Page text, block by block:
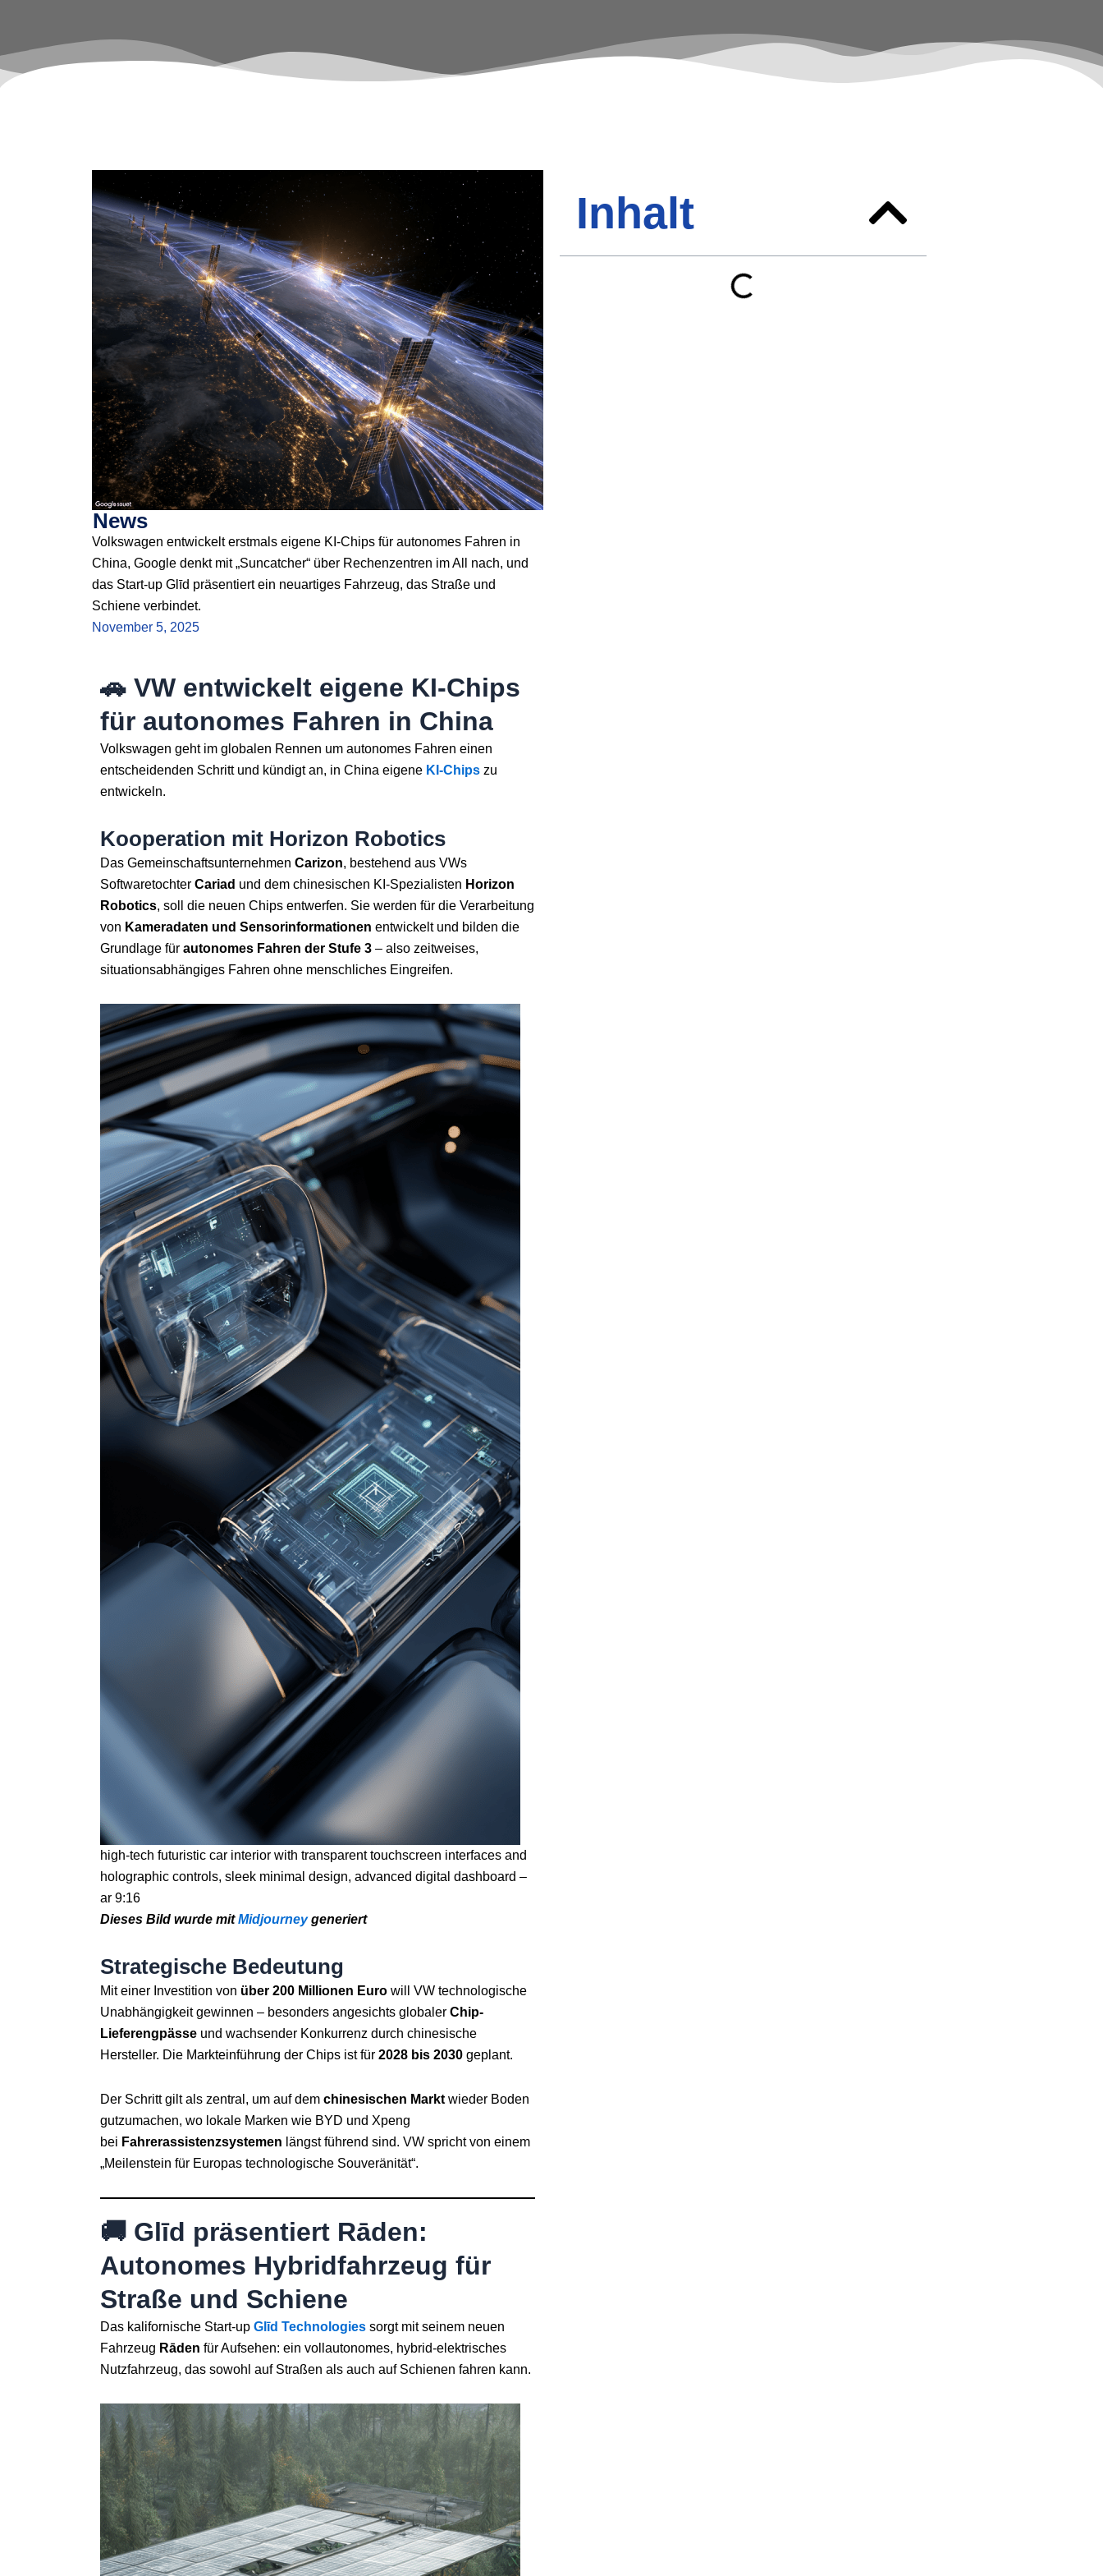
News
Volkswagen entwickelt erstmals eigene KI-Chips für autonomes Fahren in
China, Google denkt mit „Suncatcher“ über Rechenzentren im All nach, und
das Start-up Glīd präsentiert ein neuartiges Fahrzeug, das Straße und
Schiene verbindet.
November 5, 2025
Inhalt
🚗 VW entwickelt eigene KI-Chips
für autonomes Fahren in China
Volkswagen geht im globalen Rennen um autonomes Fahren einen
entscheidenden Schritt und kündigt an, in China eigene KI-Chips zu
entwickeln.
Kooperation mit Horizon Robotics
Das Gemeinschaftsunternehmen Carizon, bestehend aus VWs
Softwaretochter Cariad und dem chinesischen KI-Spezialisten Horizon
Robotics, soll die neuen Chips entwerfen. Sie werden für die Verarbeitung
von Kameradaten und Sensorinformationen entwickelt und bilden die
Grundlage für autonomes Fahren der Stufe 3 – also zeitweises,
situationsabhängiges Fahren ohne menschliches Eingreifen.
high-tech futuristic car interior with transparent touchscreen interfaces and
holographic controls, sleek minimal design, advanced digital dashboard –
ar 9:16
Dieses Bild wurde mitMidjourneygeneriert
Strategische Bedeutung
Mit einer Investition von über 200 Millionen Euro will VW technologische
Unabhängigkeit gewinnen – besonders angesichts globaler Chip-
Lieferengpässe und wachsender Konkurrenz durch chinesische
Hersteller. Die Markteinführung der Chips ist für 2028 bis 2030 geplant.
Der Schritt gilt als zentral, um auf dem chinesischen Markt wieder Boden
gutzumachen, wo lokale Marken wie BYD und Xpeng
bei Fahrerassistenzsystemen längst führend sind. VW spricht von einem
„Meilenstein für Europas technologische Souveränität“.
🚚 Glīd präsentiert Rāden:
Autonomes Hybridfahrzeug für
Straße und Schiene
Das kalifornische Start-up Glīd Technologies sorgt mit seinem neuen
Fahrzeug Rāden für Aufsehen: ein vollautonomes, hybrid-elektrisches
Nutzfahrzeug, das sowohl auf Straßen als auch auf Schienen fahren kann.